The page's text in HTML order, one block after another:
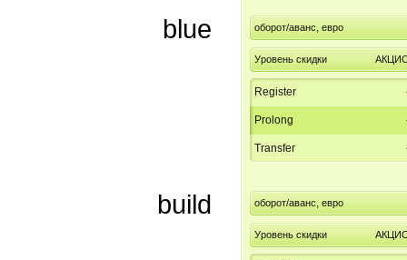
blue оборот/аванс, евро
Уровень скидки
Register
Prolong
Transfer
build оборот/аванс, евро
Уровень скидки